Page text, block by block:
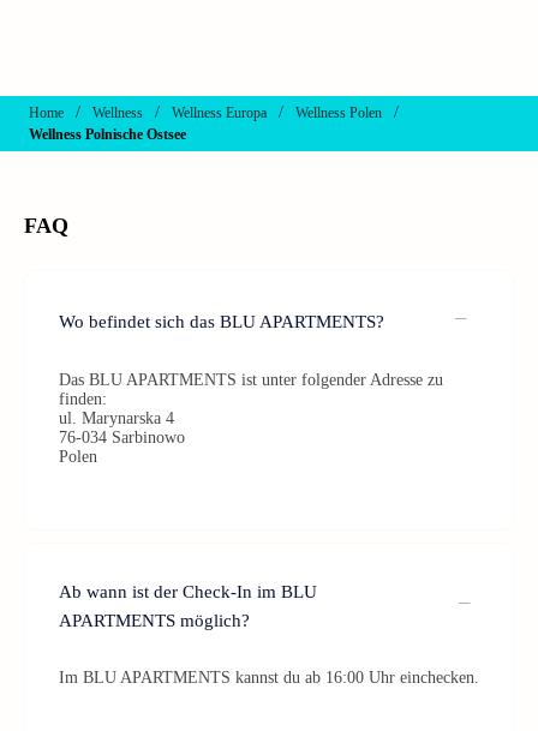
Home / Wellness / Wellness Europa / Wellness Polen /
Wellness Polnische Ostsee
FAQ
Wo befindet sich das BLU APARTMENTS?
Das BLU APARTMENTS ist unter folgender Adresse zu
finden:
ul. Marynarska 4
76-034 Sarbinowo
Polen
Ab wann ist der Check-In im BLU
APARTMENTS möglich?
Im BLU APARTMENTS kannst du ab 16:00 Uhr einchecken.